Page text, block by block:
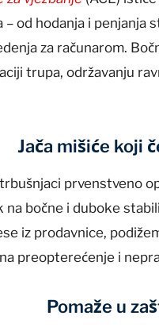
od hodanja i penjanja
za računarom.
trupa, održavanju
Jača mišiće koji
prvenstveno
na bočne i duboke
iz prodavnice,
preopterećenje i
Pomaže u